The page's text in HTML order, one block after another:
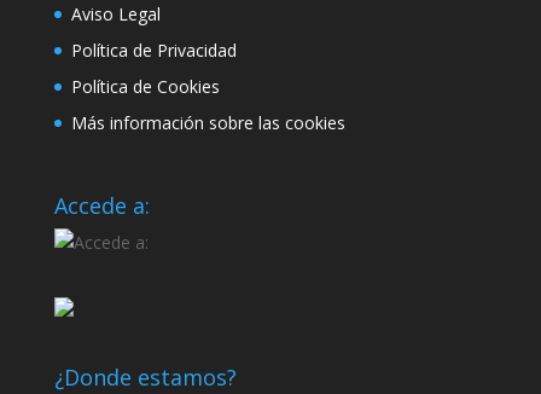
Aviso Legal
Política de Privacidad
Política de Cookies
Más información sobre las cookies
Accede a:
¿Donde estamos?